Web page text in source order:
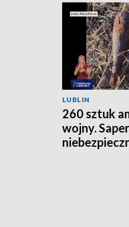
LUBLIN
260 sztuk
wojny.